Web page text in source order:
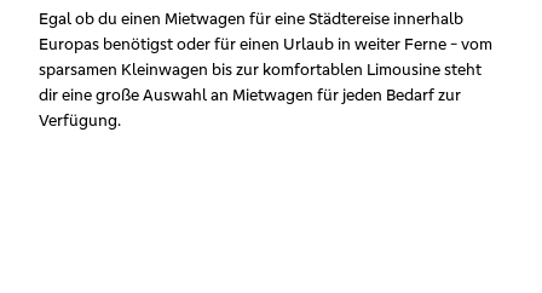
Egal ob du einen Mietwagen für eine Städtereise innerhalb
Europas benötigst oder für einen Urlaub in weiter Ferne - vom
sparsamen Kleinwagen bis zur komfortablen Limousine steht
dir eine große Auswahl an Mietwagen für jeden Bedarf zur
Verfügung.